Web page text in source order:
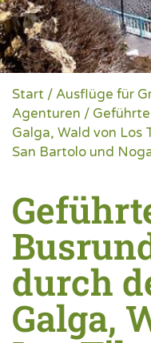
Start / Ausflüge für
Agenturen /
Galga, Wald von Los
San Bartolo und
durch
Galga,